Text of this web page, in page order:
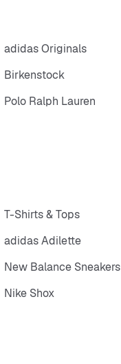
adidas Originals
Birkenstock
Polo Ralph Lauren
T-Shirts & Tops
adidas Adilette
New Balance Sneakers
Nike Shox